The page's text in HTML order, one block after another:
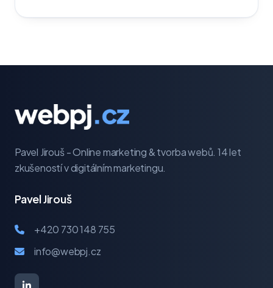
Pavel Jirouš - Online marketing & tvorba webů. 14 let
zkušeností v digitálním marketingu.
Pavel Jirouš
+420 730 148 755
info@webpj.cz